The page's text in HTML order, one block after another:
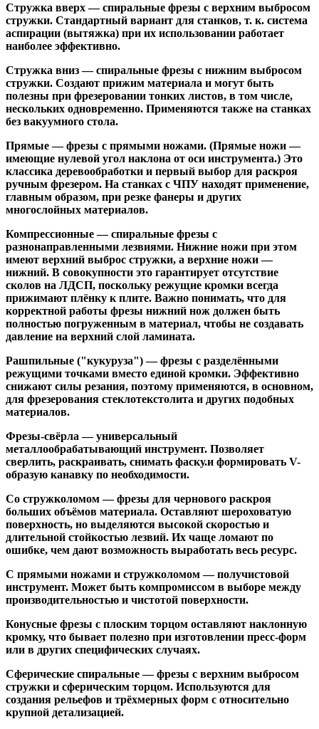
Стружка вверх— спиральные фрезы с верхним выбросом
стружки. Стандартный вариант для станков, т. к. система
аспирации (вытяжка) при их использовании работает
наиболее эффективно.
Стружка вниз— спиральные фрезы с нижним выбросом
стружки. Создают прижим материала и могут быть
полезны при фрезеровании тонких листов, в том числе,
нескольких одновременно. Применяются также на станках
без вакуумного стола.
Прямые— фрезы с прямыми ножами. (Прямые ножи —
имеющие нулевой угол наклона от оси инструмента.) Это
классика деревообработки и первый выбор для раскроя
ручным фрезером. На станках с ЧПУ находят применение,
главным образом, при резке фанеры и других
многослойных материалов.
Компрессионные— спиральные фрезы с
разнонаправленными лезвиями. Нижние ножи при этом
имеют верхний выброс стружки, а верхние ножи —
нижний. В совокупности это гарантирует отсутствие
сколов на ЛДСП, поскольку режущие кромки всегда
прижимают плёнку к плите. Важно понимать, что для
корректной работы фрезы нижний нож должен быть
полностью погруженным в материал, чтобы не создавать
давление на верхний слой ламината.
Рашпильные ("кукуруза")— фрезы с разделёнными
режущими точками вместо единой кромки. Эффективно
снижают силы резания, поэтому применяются, в основном,
для фрезерования стеклотекстолита и других подобных
материалов.
Фрезы-свёрла — универсальный
металлообрабатывающий инструмент. Позволяет
сверлить, раскраивать, снимать фаску.и формировать V-
образую канавку по необходимости.
Со стружколомом— фрезы для чернового раскроя
больших объёмов материала. Оставляют шероховатую
поверхность, но выделяются высокой скоростью и
длительной стойкостью лезвий. Их чаще ломают по
ошибке, чем дают возможность выработать весь ресурс.
С прямыми ножами и стружколомом— получистовой
инструмент. Может быть компромиссом в выборе между
производительностью и чистотой поверхности.
Конусные фрезы с плоским торцом оставляют наклонную
кромку, что бывает полезно при изготовлении пресс-форм
или в других специфических случаях.
Сферические спиральные— фрезы с верхним выбросом
стружки и сферическим торцом. Используются для
создания рельефов и трёхмерных форм с относительно
крупной детализацией.